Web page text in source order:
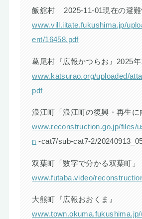
飯舘村 2025-11-01現在の避難
www.vill.iitate.fukushima.jp/
ent/16458.pdf
葛尾村『広報かつらお』2025
www.katsurao.org/uploaded/
pdf
浪江町「浪江町の復興・再生
www.reconstruction.go.jp/files/
n -cat7/sub-cat7-2/
双葉町「数字で分かる双葉町
www.futaba.video/
大熊町『広報おおくま』